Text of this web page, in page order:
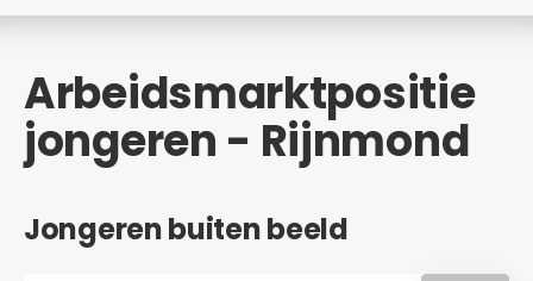
Arbeidsmarktpositie
jongeren - Rijnmond
Jongeren buiten beeld